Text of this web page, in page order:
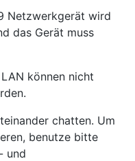
Netzwerkgerät wird
das Gerät muss
können nicht
chatten. Um
benutze bitte
und